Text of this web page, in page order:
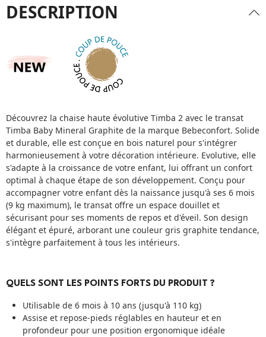
DESCRIPTION
Découvrez la chaise haute évolutive Timba 2 avec le transat
Timba Baby Mineral Graphite de la marque Bebeconfort. Solide
et durable, elle est conçue en bois naturel pour s'intégrer
harmonieusement à votre décoration intérieure. Evolutive, elle
s'adapte à la croissance de votre enfant, lui offrant un confort
optimal à chaque étape de son développement. Conçu pour
accompagner votre enfant dès la naissance jusqu'à ses 6 mois
(9 kg maximum), le transat offre un espace douillet et
sécurisant pour ses moments de repos et d'éveil. Son design
élégant et épuré, arborant une couleur gris graphite tendance,
s'intègre parfaitement à tous les intérieurs.
QUELS SONT LES POINTS FORTS DU PRODUIT ?
Utilisable de 6 mois à 10 ans (jusqu'à 110 kg)
Assise et repose-pieds réglables en hauteur et en
profondeur pour une position ergonomique idéale